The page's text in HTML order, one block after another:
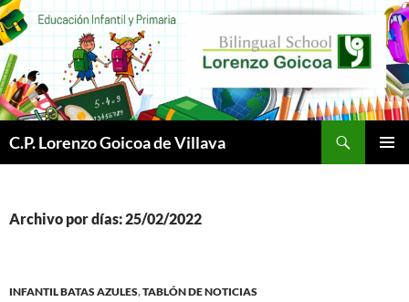
C.P. Lorenzo Goicoa de Villava
Archivo por días: 25/02/2022
INFANTIL BATAS AZULES,TABLÓN DE NOTICIAS